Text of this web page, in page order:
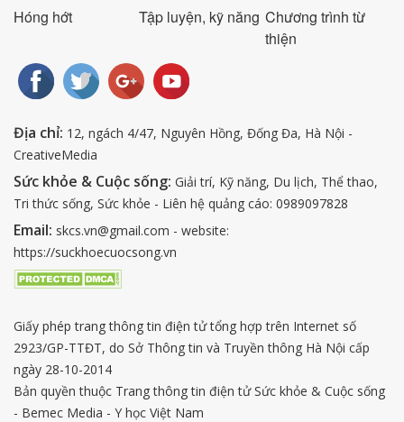
Hóng hớt
Tập luyện, kỹ năng Chương trình từ
thiện
Địa chỉ: 12, ngách 4/47, Nguyên Hồng, Đống Đa, Hà Nội -
CreativeMedia
Sức khỏe & Cuộc sống: Giải trí, Kỹ năng, Du lịch, Thể thao,
Tri thức sống, Sức khỏe - Liên hệ quảng cáo: 0989097828
Email: skcs.vn@gmail.com - website:
https://suckhoecuocsong.vn
Giấy phép trang thông tin điện tử tổng hợp trên Internet số
2923/GP-TTĐT, do Sở Thông tin và Truyền thông Hà Nội cấp
ngày 28-10-2014
Bản quyền thuộc Trang thông tin điện tử Sức khỏe & Cuộc sống
- Bemec Media - Y học Việt Nam